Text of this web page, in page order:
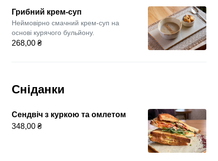
Грибний крем-суп
Неймовірно смачний крем-суп на
основі курячого бульйону.
268,00 ₴
Сніданки
Сендвіч з куркою та омлетом
348,00 ₴